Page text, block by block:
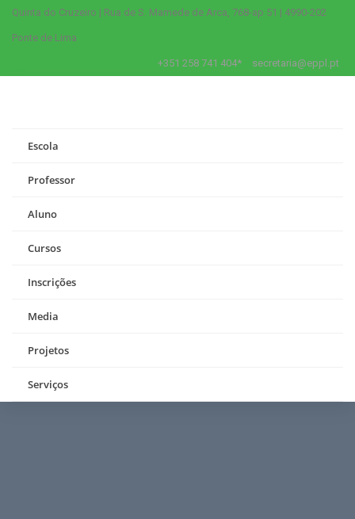
Quinta do Cruzeiro | Rua de S. Mamede de Arca, 768-ap 51 | 4990-202
Ponte de Lima
+351 258 741 404* secretaria@eppl.pt
Escola
Professor
Aluno
Cursos
Inscrições
Media
Projetos
Serviços